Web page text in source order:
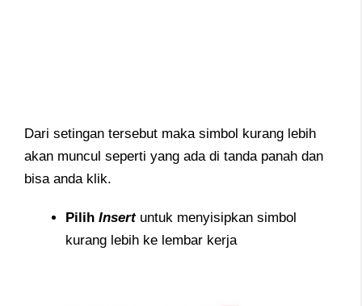
Dari setingan tersebut maka simbol kurang lebih
akan muncul seperti yang ada di tanda panah dan
bisa anda klik.
Pilih Insertuntuk menyisipkan simbol
kurang lebih ke lembar kerja